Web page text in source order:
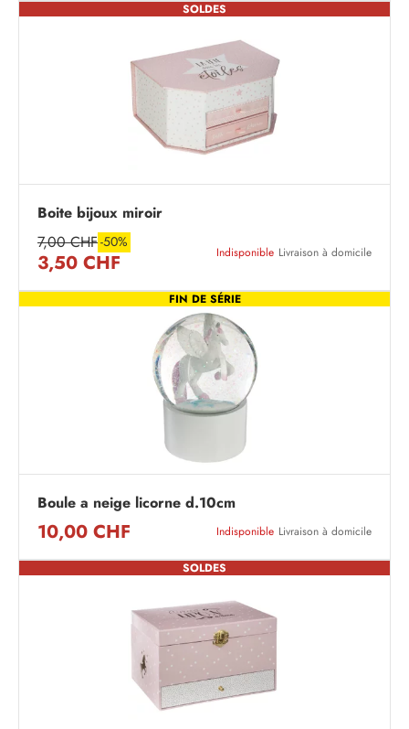
SOLDES
Boite bijoux miroir
7,00 CHF-50%
3,50 CHF Indisponible Livraison à domicile
FIN DE SÉRIE
Boule a neige licorne d.10cm
10,00 CHF Indisponible Livraison à domicile
SOLDES